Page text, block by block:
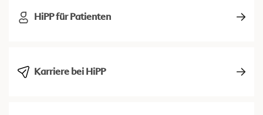
HiPP für Patienten
Karriere bei HiPP